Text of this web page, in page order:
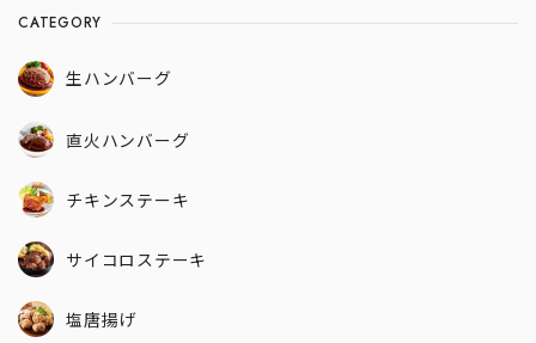
CATEGORY
生ハンバーグ
直火ハンバーグ
チキンステーキ
サイコロステーキ
塩唐揚げ